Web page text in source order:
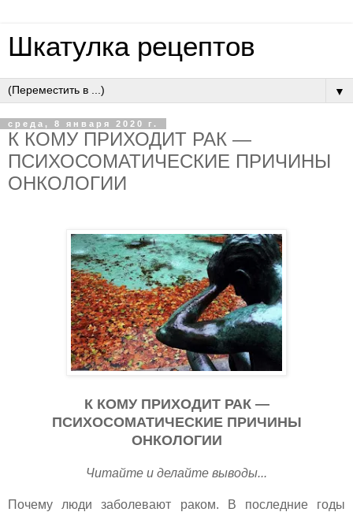
Шкатулка рецептов
▼
среда, 8 января 2020 г.
К КОМУ ПРИХОДИТ РАК —
ПСИХОСОМАТИЧЕСКИЕ ПРИЧИНЫ
ОНКОЛОГИИ
К КОМУ ПРИХОДИТ РАК —
ПСИХОСОМАТИЧЕСКИЕ ПРИЧИНЫ
ОНКОЛОГИИ
Читайте и делайте выводы...
Почему люди заболевают раком. В последние годы